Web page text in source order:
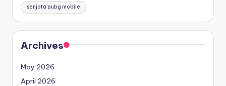
senjata pubg mobile
Archives
May 2026
April 2026